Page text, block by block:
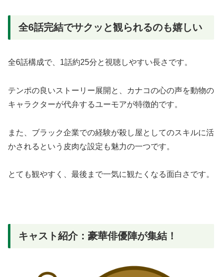
全6話完結でサクッと観られるのも嬉しい
全6話構成で、1話約25分と視聴しやすい長さです。
テンポの良いストーリー展開と、カナコの心の声を動物の
キャラクターが代弁するユーモアが特徴的です。
また、ブラック企業での経験が殺し屋としてのスキルに活
かされるという皮肉な設定も魅力の一つです。
とても観やすく、最後まで一気に観たくなる面白さです。
キャスト紹介：豪華俳優陣が集結！